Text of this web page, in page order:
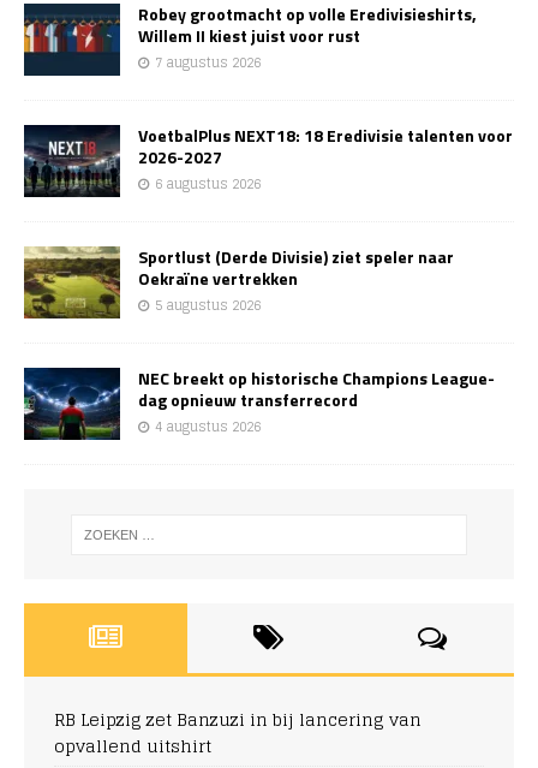
Robey grootmacht op volle Eredivisieshirts,
Willem II kiest juist voor rust
7 augustus 2026
VoetbalPlus NEXT18: 18 Eredivisie talenten voor
2026-2027
6 augustus 2026
Sportlust (Derde Divisie) ziet speler naar
Oekraïne vertrekken
5 augustus 2026
NEC breekt op historische Champions League-
dag opnieuw transferrecord
4 augustus 2026
RB Leipzig zet Banzuzi in bij lancering van
opvallend uitshirt